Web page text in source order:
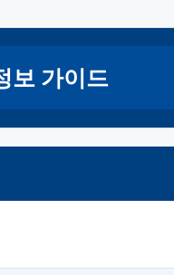
보 가이드